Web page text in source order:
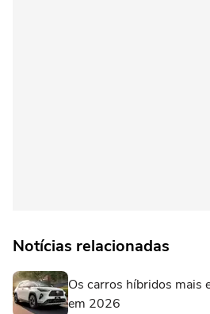
Notícias relacionadas
Os carros híbridos mais
em 2026